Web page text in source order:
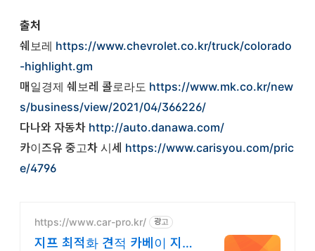
출처
쉐보레 https://www.chevrolet.co.kr/truck/colorado
-highlight.gm
매일경제 쉐보레 콜로라도 https://www.mk.co.kr/new
s/business/view/2021/04/366226/
다나와 자동차 http://auto.danawa.com/
카이즈유 중고차 시세 https://www.carisyou.com/pric
e/4796
https://www.car-pro.kr/ 광고
지프 최적화 견적 카베이 지프